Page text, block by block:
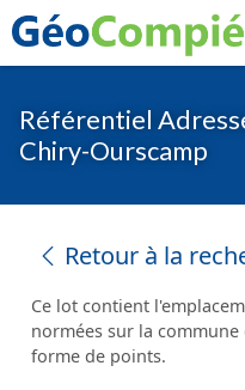
Référentiel
Chiry-Ourscamp
Retour à la
Ce lot contient
normées sur la
forme de points.